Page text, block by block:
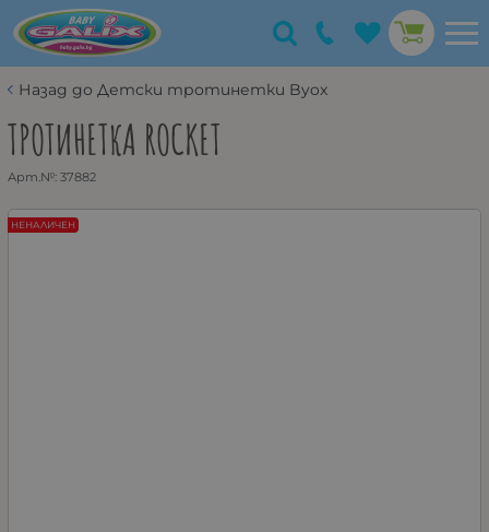
Назад до Детски тротинетки Byox
ТРОТИНЕТКА ROCKET
Арт.№: 37882
НЕНАЛИЧЕН